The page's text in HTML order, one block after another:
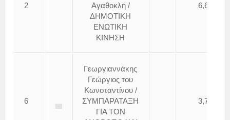
2
Αγαθοκλή /
ΔΗΜΟΤΙΚΗ
ΕΝΩΤΙΚΗ
ΚΙΝΗΣΗ
6,61
6
Γεωργιαννάκης
Γεώργιος του
Κωνσταντίνου /
ΣΥΜΠΑΡΑΤΑΞΗ
ΓΙΑ ΤΟΝ
3,72